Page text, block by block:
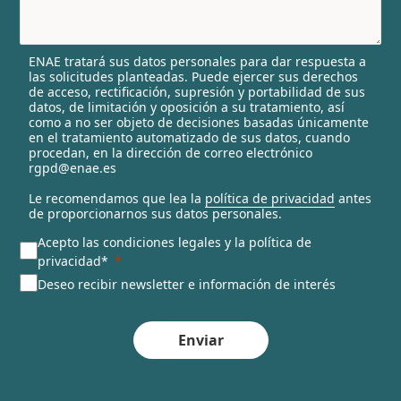
l
e
c
t
e
d
ENAE tratará sus datos personales para dar respuesta a
las solicitudes planteadas. Puede ejercer sus derechos
de acceso, rectificación, supresión y portabilidad de sus
datos, de limitación y oposición a su tratamiento, así
como a no ser objeto de decisiones basadas únicamente
en el tratamiento automatizado de sus datos, cuando
procedan, en la dirección de correo electrónico
rgpd@enae.es
Le recomendamos que lea la política de privacidad antes
de proporcionarnos sus datos personales.
Acepto las condiciones legales y la política de
privacidad*
Deseo recibir newsletter e información de interés
Enviar